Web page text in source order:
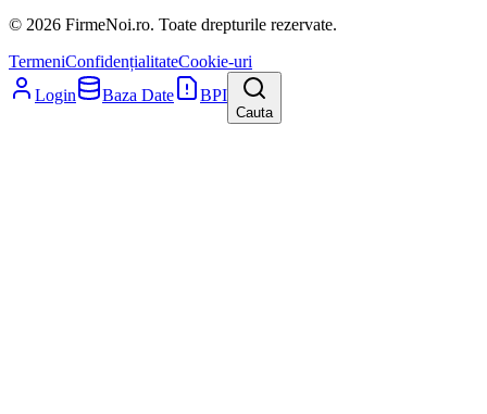
© 2026 FirmeNoi.ro. Toate drepturile rezervate.
TermeniConfidențialitateCookie-uri
Login
Baza Date BPI
Cauta